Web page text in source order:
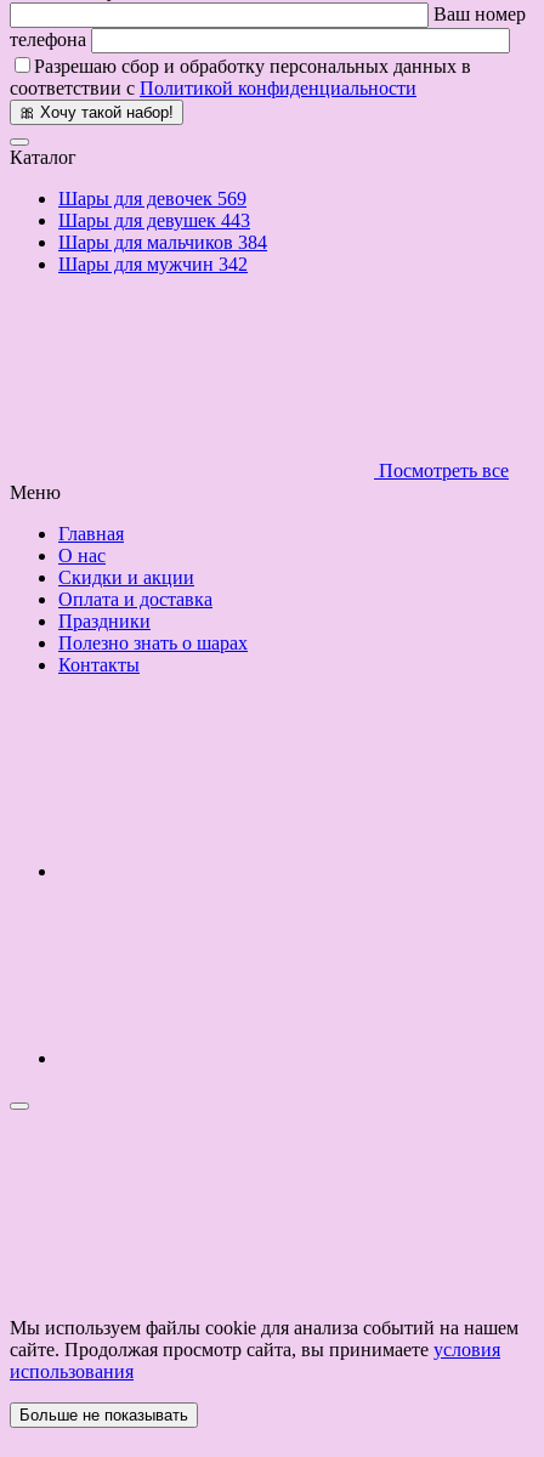
Ваш номер
телефона
Разрешаю сбор и обработку персональных данных в
соответствии с Политикой конфиденциальности
🎀 Хочу такой набор!
Каталог
Шары для девочек 569
Шары для девушек 443
Шары для мальчиков 384
Шары для мужчин 342
Посмотреть все
Меню
Главная
О нас
Скидки и акции
Оплата и доставка
Праздники
Полезно знать о шарах
Контакты
Мы используем файлы cookie для анализа событий на нашем
сайте. Продолжая просмотр сайта, вы принимаете условия
использования
Больше не показывать